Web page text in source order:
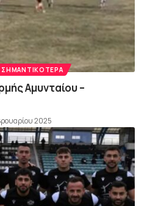
ΣΗΜΑΝΤΙΚΌΤΕΡΑ
Αμυνταίου –
2025